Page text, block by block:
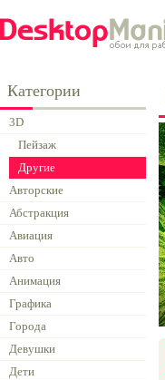
Категории
3D
Пейзаж
Другие
Авторские
Абстракция
Авиация
Авто
Анимация
Графика
Города
Девушки
Дети